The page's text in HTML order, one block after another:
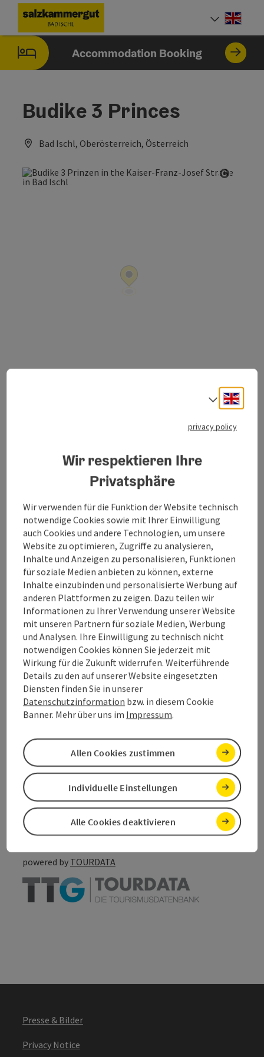
Accesskey
[0]
Accesskey
[1]
Accesskey
[2]
Accesskey
[7]
Accommodation Booking
Budike 3 Princes
Bad Ischl, Oberösterreich, Österreich
open inOpen in
Everything we love
Contact
Arrival
Prices
Suitability
Accessibility
save post
Go to shortlist
Create PDF
Print article
Nearby
powered by TOURDATA
Presse & Bilder
Privacy Notice
Select
privacy policy
Wir respektieren Ihre
Privatsphäre
Wir verwenden für die Funktion der Website technisch
notwendige Cookies sowie mit Ihrer Einwilligung
auch Cookies und andere Technologien, um unsere
Website zu optimieren, Zugriffe zu analysieren,
Inhalte und Anzeigen zu personalisieren, Funktionen
für soziale Medien anbieten zu können, externe
Inhalte einzubinden und personalisierte Werbung auf
anderen Plattformen zu zeigen. Dazu teilen wir
Informationen zu Ihrer Verwendung unserer Website
mit unseren Partnern für soziale Medien, Werbung
und Analysen. Ihre Einwilligung zu technisch nicht
notwendigen Cookies können Sie jederzeit mit
Wirkung für die Zukunft widerrufen. Weiterführende
Details zu den auf unserer Website eingesetzten
Diensten finden Sie in unserer
Datenschutzinformation bzw. in diesem Cookie
Banner. Mehr über uns im Impressum.
Alle Cookies deaktivieren
Individuelle Einstellungen
Allen Cookies zustimmen